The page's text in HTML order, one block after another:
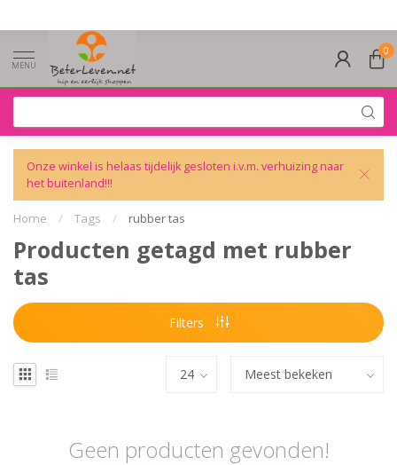
MENU
0
Onze winkel is helaas tijdelijk gesloten i.v.m. verhuizing naar
het buitenland!!!
Home / Tags / rubber tas
Producten getagd met rubber
tas
Filters
Geen producten gevonden!